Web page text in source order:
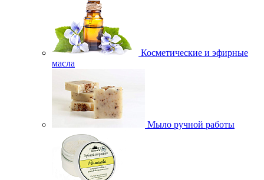
Косметические и эфирные
масла
Мыло ручной работы